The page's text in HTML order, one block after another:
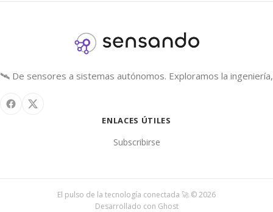
🛰️ De sensores a sistemas autónomos. Exploramos la
ENLACES ÚTILES
Subscribirse
El pulso de la tecnología conectada 🚀 © 2026
Desarrollado con Ghost